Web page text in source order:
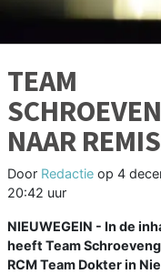
TEAM
NAAR
Door Redactie op 4
20:42 uur
NIEUWEGEIN - In de
heeft Team
RCM Team Dokter in